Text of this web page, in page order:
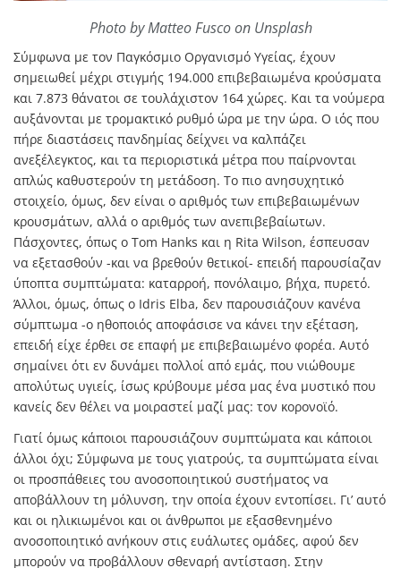
Photo by Matteo Fusco on Unsplash
Σύμφωνα με τον Παγκόσμιο Οργανισμό Υγείας, έχουν
σημειωθεί μέχρι στιγμής 194.000 επιβεβαιωμένα κρούσματα
και 7.873 θάνατοι σε τουλάχιστον 164 χώρες. Και τα νούμερα
αυξάνονται με τρομακτικό ρυθμό ώρα με την ώρα. Ο ιός που
πήρε διαστάσεις πανδημίας δείχνει να καλπάζει
ανεξέλεγκτος, και τα περιοριστικά μέτρα που παίρνονται
απλώς καθυστερούν τη μετάδοση. Το πιο ανησυχητικό
στοιχείο, όμως, δεν είναι ο αριθμός των επιβεβαιωμένων
κρουσμάτων, αλλά ο αριθμός των ανεπιβεβαίωτων.
Πάσχοντες, όπως ο Tom Hanks και η Rita Wilson, έσπευσαν
να εξετασθούν -και να βρεθούν θετικοί- επειδή παρουσίαζαν
ύποπτα συμπτώματα: καταρροή, πονόλαιμο, βήχα, πυρετό.
Άλλοι, όμως, όπως ο Idris Elba, δεν παρουσιάζουν κανένα
σύμπτωμα -ο ηθοποιός αποφάσισε να κάνει την εξέταση,
επειδή είχε έρθει σε επαφή με επιβεβαιωμένο φορέα. Αυτό
σημαίνει ότι εν δυνάμει πολλοί από εμάς, που νιώθουμε
απολύτως υγιείς, ίσως κρύβουμε μέσα μας ένα μυστικό που
κανείς δεν θέλει να μοιραστεί μαζί μας: τον κορονοϊό.
Γιατί όμως κάποιοι παρουσιάζουν συμπτώματα και κάποιοι
άλλοι όχι; Σύμφωνα με τους γιατρούς, τα συμπτώματα είναι
οι προσπάθειες του ανοσοποιητικού συστήματος να
αποβάλλουν τη μόλυνση, την οποία έχουν εντοπίσει. Γι’ αυτό
και οι ηλικιωμένοι και οι άνθρωποι με εξασθενημένο
ανοσοποιητικό ανήκουν στις ευάλωτες ομάδες, αφού δεν
μπορούν να προβάλλουν σθεναρή αντίσταση. Στην